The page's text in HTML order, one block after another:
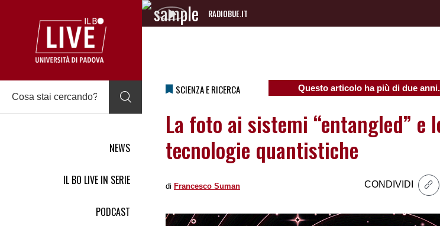
NEWS
IL BO LIVE IN SERIE
PODCAST
RADIOBUE.IT
Audio
SCIENZA E RICERCA Questo articolo ha più di due anni.
La foto ai sistemi “entangled” e
tecnologie quantistiche
di Francesco Suman CONDIVIDI